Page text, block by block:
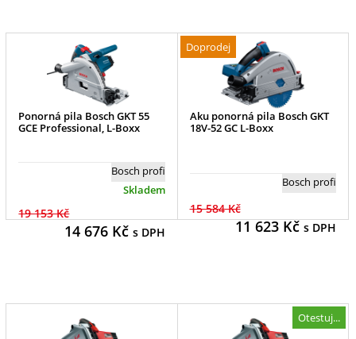
Ponorná pila Bosch GKT 55
GCE Professional, L-Boxx
Bosch profi
Skladem
19 153 Kč
14 676Kč s DPH
Doprodej
Aku ponorná pila Bosch GKT
18V-52 GC L-Boxx
Bosch profi
15 584 Kč
11 623Kčs DPH
Otestuj...